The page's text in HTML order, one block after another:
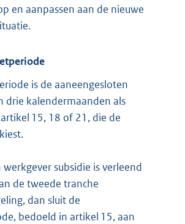
en aanpassen aan de nieuwe
is de aaneengesloten
drie kalendermaanden als
15, 18 of 21, die de
werkgever subsidie is verleend
de tweede tranche
dan sluit de
bedoeld in artikel 15, aan